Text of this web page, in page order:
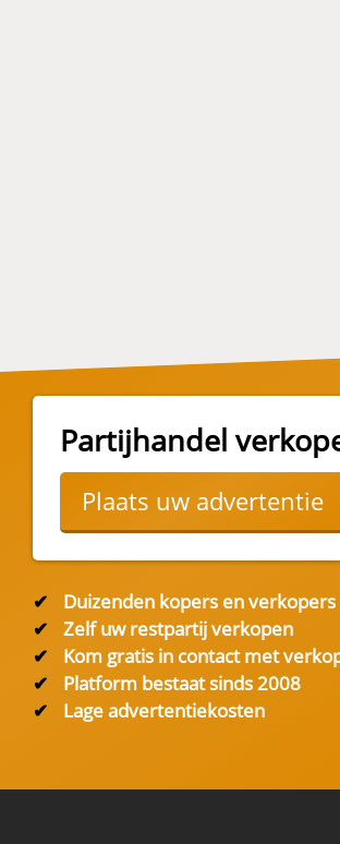
Partijhandel
Plaats uw advertentie
✔
Duizenden kopers en verkopers
✔
Zelf uw restpartij verkopen
✔
Kom gratis in contact met
✔
Platform bestaat sinds 2008
✔
Lage advertentiekosten